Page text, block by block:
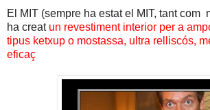
El MIT (sempre ha estat el MIT, tant com
ha creatun revestiment interior per a
tipus ketxup o mostassa, ultra relliscós,
eficaç